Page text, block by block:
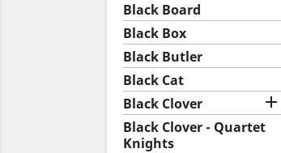
Black Board
Black Box
Black Butler
Black Cat
Black Clover

Black Clover - Quartet
Knights